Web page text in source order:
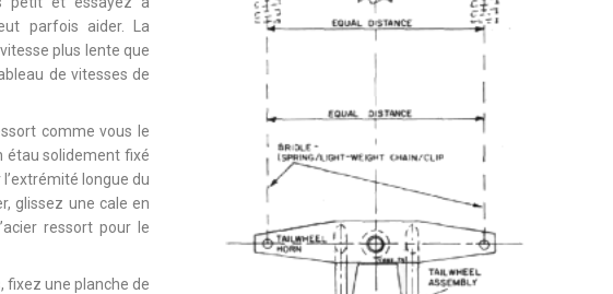
parfois aider. La
plus lente que
de vitesses de
comme vous le
étau solidement fixé
longue du
glissez une cale en
ressort pour le
fixez une planche de